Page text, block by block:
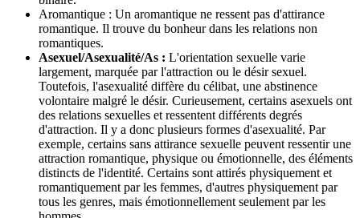
Aromantique : Un aromantique ne ressent pas d'attirance
romantique. Il trouve du bonheur dans les relations non
romantiques.
Asexuel/Asexualité/As : L'orientation sexuelle varie
largement, marquée par l'attraction ou le désir sexuel.
Toutefois, l'asexualité diffère du célibat, une abstinence
volontaire malgré le désir. Curieusement, certains asexuels ont
des relations sexuelles et ressentent différents degrés
d'attraction. Il y a donc plusieurs formes d'asexualité. Par
exemple, certains sans attirance sexuelle peuvent ressentir une
attraction romantique, physique ou émotionnelle, des éléments
distincts de l'identité. Certains sont attirés physiquement et
romantiquement par les femmes, d'autres physiquement par
tous les genres, mais émotionnellement seulement par les